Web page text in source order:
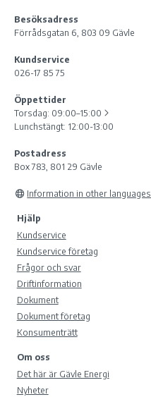
Besöksadress
Förrådsgatan 6, 803 09 Gävle
Kundservice
026-17 85 75
Öppettider
Torsdag: 09:00–15:00
Lunchstängt: 12:00-13:00
Postadress
Box 783, 801 29 Gävle
Information in other languages
Hjälp
Kundservice
Kundservice företag
Frågor och svar
Driftinformation
Dokument
Dokument företag
Konsumenträtt
Om oss
Det här är Gävle Energi
Nyheter